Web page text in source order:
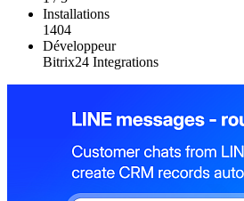
Installations
1404
Développeur
Bitrix24 Integrations